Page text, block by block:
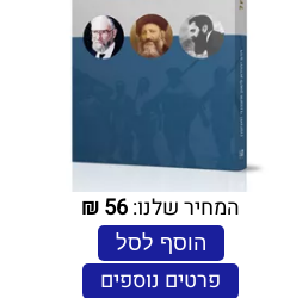
המחיר שלנו:56
₪
הוסף לסל
פרטים נוספים